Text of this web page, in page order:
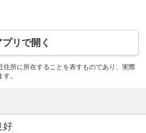
リで開く
所に所在することを表すものであり、実際
。
好